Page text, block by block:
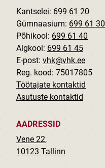
Kantselei: 699 61 20
Gümnaasium: 699 61 30
Põhikool: 699 61 40
Algkool: 699 61 45
E-post: vhk@vhk.ee
Reg. kood: 75017805
Töötajate kontaktid
Asutuste kontaktid
AADRESSID
Vene 22,
10123 Tallinn